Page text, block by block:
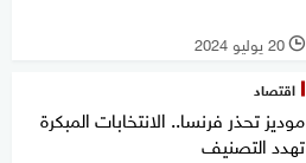
l 20 يوليو 2024
اقتصاد
موديز تحذر فرنسا.. الانتخابات المبكرة
تهدد التصنيف